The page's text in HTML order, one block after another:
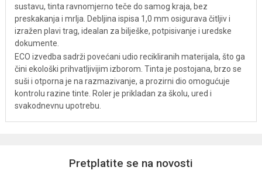
sustavu, tinta ravnomjerno teče do samog kraja, bez
preskakanja i mrlja. Debljina ispisa 1,0 mm osigurava čitljiv i
izražen plavi trag, idealan za bilješke, potpisivanje i uredske
dokumente.
ECO izvedba sadrži povećani udio recikliranih materijala, što ga
čini ekološki prihvatljivijim izborom. Tinta je postojana, brzo se
suši i otporna je na razmazivanje, a prozirni dio omogućuje
kontrolu razine tinte. Roler je prikladan za školu, ured i
svakodnevnu upotrebu.
Pretplatite se na novosti